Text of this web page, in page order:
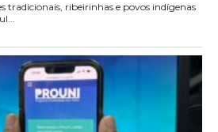
tradicionais, ribeirinhas e povos indígenas